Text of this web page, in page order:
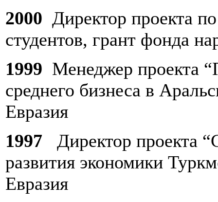
2000 Директор проекта
студентов, грант фонда
1999 Менеджер проекта
среднего бизнеса в
Евразия
1997
Директор проекта
развития экономики
Евразия